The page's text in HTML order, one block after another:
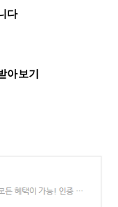
다​
아보기